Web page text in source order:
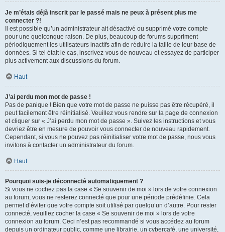
Je m’étais déjà inscrit par le passé mais ne peux à présent plus me
connecter ?!
Il est possible qu’un administrateur ait désactivé ou supprimé votre compte
pour une quelconque raison. De plus, beaucoup de forums suppriment
périodiquement les utilisateurs inactifs afin de réduire la taille de leur base de
données. Si tel était le cas, inscrivez-vous de nouveau et essayez de participer
plus activement aux discussions du forum.
Haut
J’ai perdu mon mot de passe !
Pas de panique ! Bien que votre mot de passe ne puisse pas être récupéré, il
peut facilement être réinitialisé. Veuillez vous rendre sur la page de connexion
et cliquer sur « J’ai perdu mon mot de passe ». Suivez les instructions et vous
devriez être en mesure de pouvoir vous connecter de nouveau rapidement.
Cependant, si vous ne pouvez pas réinitialiser votre mot de passe, nous vous
invitons à contacter un administrateur du forum.
Haut
Pourquoi suis-je déconnecté automatiquement ?
Si vous ne cochez pas la case « Se souvenir de moi » lors de votre connexion
au forum, vous ne resterez connecté que pour une période prédéfinie. Cela
permet d’éviter que votre compte soit utilisé par quelqu’un d’autre. Pour rester
connecté, veuillez cocher la case « Se souvenir de moi » lors de votre
connexion au forum. Ceci n’est pas recommandé si vous accédez au forum
depuis un ordinateur public, comme une librairie, un cybercafé, une université,